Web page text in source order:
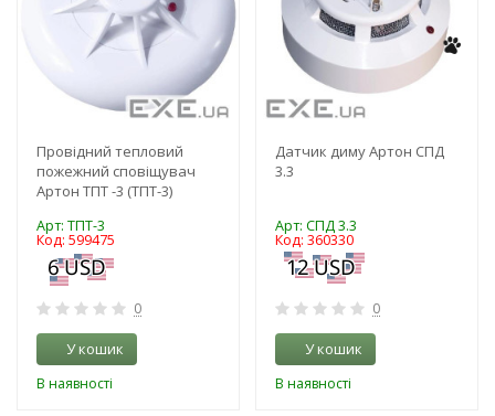
Провідний тепловий
пожежний сповіщувач
Артон ТПТ -3 (ТПТ-3)
Арт: ТПТ-3
Код: 599475
0
У кошик
В наявності
Датчик диму Артон СПД
3.3
Арт: СПД 3.3
Код: 360330
0
У кошик
В наявності